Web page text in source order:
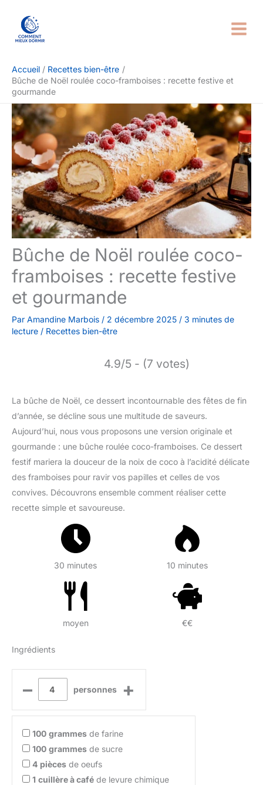
contenu
Accueil
Recettes bien-être
Bûche de Noël roulée coco-framboises : recette festive et
gourmande
Bûche de Noël roulée coco-
framboises : recette festive
et gourmande
Par Amandine Marbois / 2 décembre 2025 / 3 minutes de
lecture / Recettes bien-être
4.9/5 - (7 votes)
La bûche de Noël, ce dessert incontournable des fêtes de fin
d’année, se décline sous une multitude de saveurs.
Aujourd’hui, nous vous proposons une version originale et
gourmande : une bûche roulée coco-framboises. Ce dessert
festif mariera la douceur de la noix de coco à l’acidité délicate
des framboises pour ravir vos papilles et celles de vos
convives. Découvrons ensemble comment réaliser cette
recette simple et savoureuse.
30 minutes 10 minutes
moyen €€
Ingrédients
– personnes +
100 grammes de farine
100 grammes de sucre
4 pièces de oeufs
1 cuillère à café de levure chimique